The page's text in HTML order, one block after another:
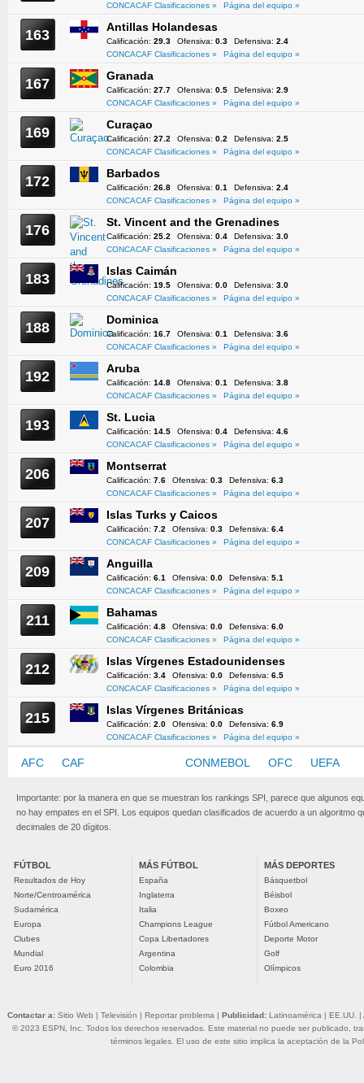
CONCACAF Clasificaciones »
Página del equipo »
163 Antillas Holandesas
Calificación: 29.3 Ofensiva: 0.3 Defensiva: 2.4
CONCACAF Clasificaciones »
Página del equipo »
167 Granada
Calificación: 27.7 Ofensiva: 0.5 Defensiva: 2.9
CONCACAF Clasificaciones »
Página del equipo »
169 Curaçao
Calificación: 27.2 Ofensiva: 0.2 Defensiva: 2.5
CONCACAF Clasificaciones »
Página del equipo »
172 Barbados
Calificación: 26.8 Ofensiva: 0.1 Defensiva: 2.4
CONCACAF Clasificaciones »
Página del equipo »
176 St. Vincent and the Grenadines
Calificación: 25.2 Ofensiva: 0.4 Defensiva: 3.0
CONCACAF Clasificaciones »
Página del equipo »
183 Islas Caimán
Calificación: 19.5 Ofensiva: 0.0 Defensiva: 3.0
CONCACAF Clasificaciones »
Página del equipo »
188 Dominica
Calificación: 16.7 Ofensiva: 0.1 Defensiva: 3.6
CONCACAF Clasificaciones »
Página del equipo »
192 Aruba
Calificación: 14.8 Ofensiva: 0.1 Defensiva: 3.8
CONCACAF Clasificaciones »
Página del equipo »
193 St. Lucia
Calificación: 14.5 Ofensiva: 0.4 Defensiva: 4.6
CONCACAF Clasificaciones »
Página del equipo »
206 Montserrat
Calificación: 7.6 Ofensiva: 0.3 Defensiva: 6.3
CONCACAF Clasificaciones »
Página del equipo »
207 Islas Turks y Caicos
Calificación: 7.2 Ofensiva: 0.3 Defensiva: 6.4
CONCACAF Clasificaciones »
Página del equipo »
209 Anguilla
Calificación: 6.1 Ofensiva: 0.0 Defensiva: 5.1
CONCACAF Clasificaciones »
Página del equipo »
211 Bahamas
Calificación: 4.8 Ofensiva: 0.0 Defensiva: 6.0
CONCACAF Clasificaciones »
Página del equipo »
212 Islas Vírgenes Estadounidenses
Calificación: 3.4 Ofensiva: 0.0 Defensiva: 6.5
CONCACAF Clasificaciones »
Página del equipo »
215 Islas Vírgenes Británicas
Calificación: 2.0 Ofensiva: 0.0 Defensiva: 6.9
CONCACAF Clasificaciones »
Página del equipo »
AFC CAF CONMEBOL OFC UEFA
Importante: por la manera en que se muestran los rankings SPI, parece que algunos
no hay empates en el SPI. Los equipos quedan clasificados de acuerdo a un algoritmo
decimales de 20 dígitos.
FÚTBOL
Resultados de Hoy
Norte/Centroamérica
Sudamérica
Europa
Clubes
Mundial
Euro 2016
MÁS FÚTBOL
España
Inglaterra
Italia
Champions League
Copa Libertadores
Argentina
Colombia
MÁS DEPORTES
Básquetbol
Béisbol
Boxeo
Fútbol Americano
Deporte Motor
Golf
Olímpicos
Contactar a: Sitio Web | Televisión | Reportar problema | Publicidad: Latinoamérica | EE.UU. |
© 2023 ESPN, Inc. Todos los derechos reservados. Este material no puede ser publicado,
términos legales. El uso de este sitio implica la aceptación de la